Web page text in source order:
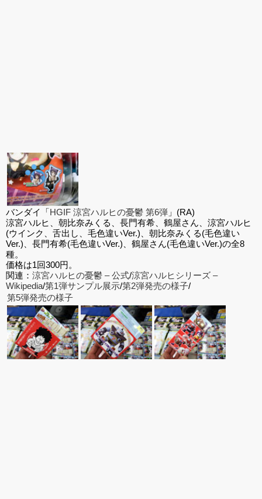
バンダイ「 HGIF 涼宮ハルヒの憂鬱 第6弾 」(RA)
涼宮ハルヒ、朝比奈みくる、長門有希、鶴屋さん、涼宮ハルヒ
(ウインク、舌出し、毛色違いVer.)、朝比奈みくる(毛色違い
Ver.)、長門有希(毛色違いVer.)、鶴屋さん(毛色違いVer.)の全8
種。
価格は1回300円。
関連： 涼宮ハルヒの憂鬱 – 公式/涼宮ハルヒシリーズ –
Wikipedia/第1弾サンプル展示/第2弾発売の様子/
第5弾発売の様子